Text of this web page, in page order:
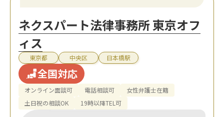
ネクスパート法律事務所 東京オフ
ィス
東京都 中央区 日本橋駅
全国対応
オンライン面談可 電話相談可
女性弁護士在籍
土日祝の相談OK
19時以降TEL可